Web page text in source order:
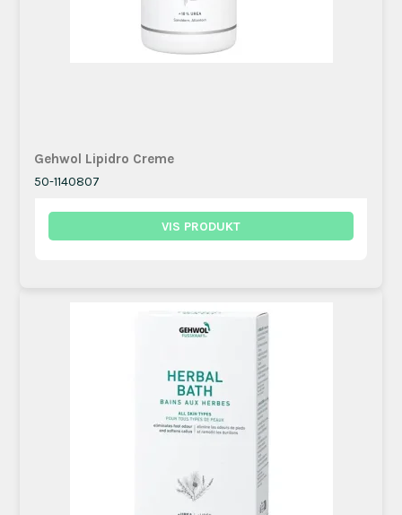
Gehwol Lipidro Creme
50-1140807
VIS PRODUKT